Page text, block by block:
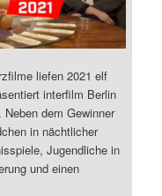
liefen 2021 elf
interfilm Berlin
dem Gewinner
in nächtlicher
Jugendliche in
und einen